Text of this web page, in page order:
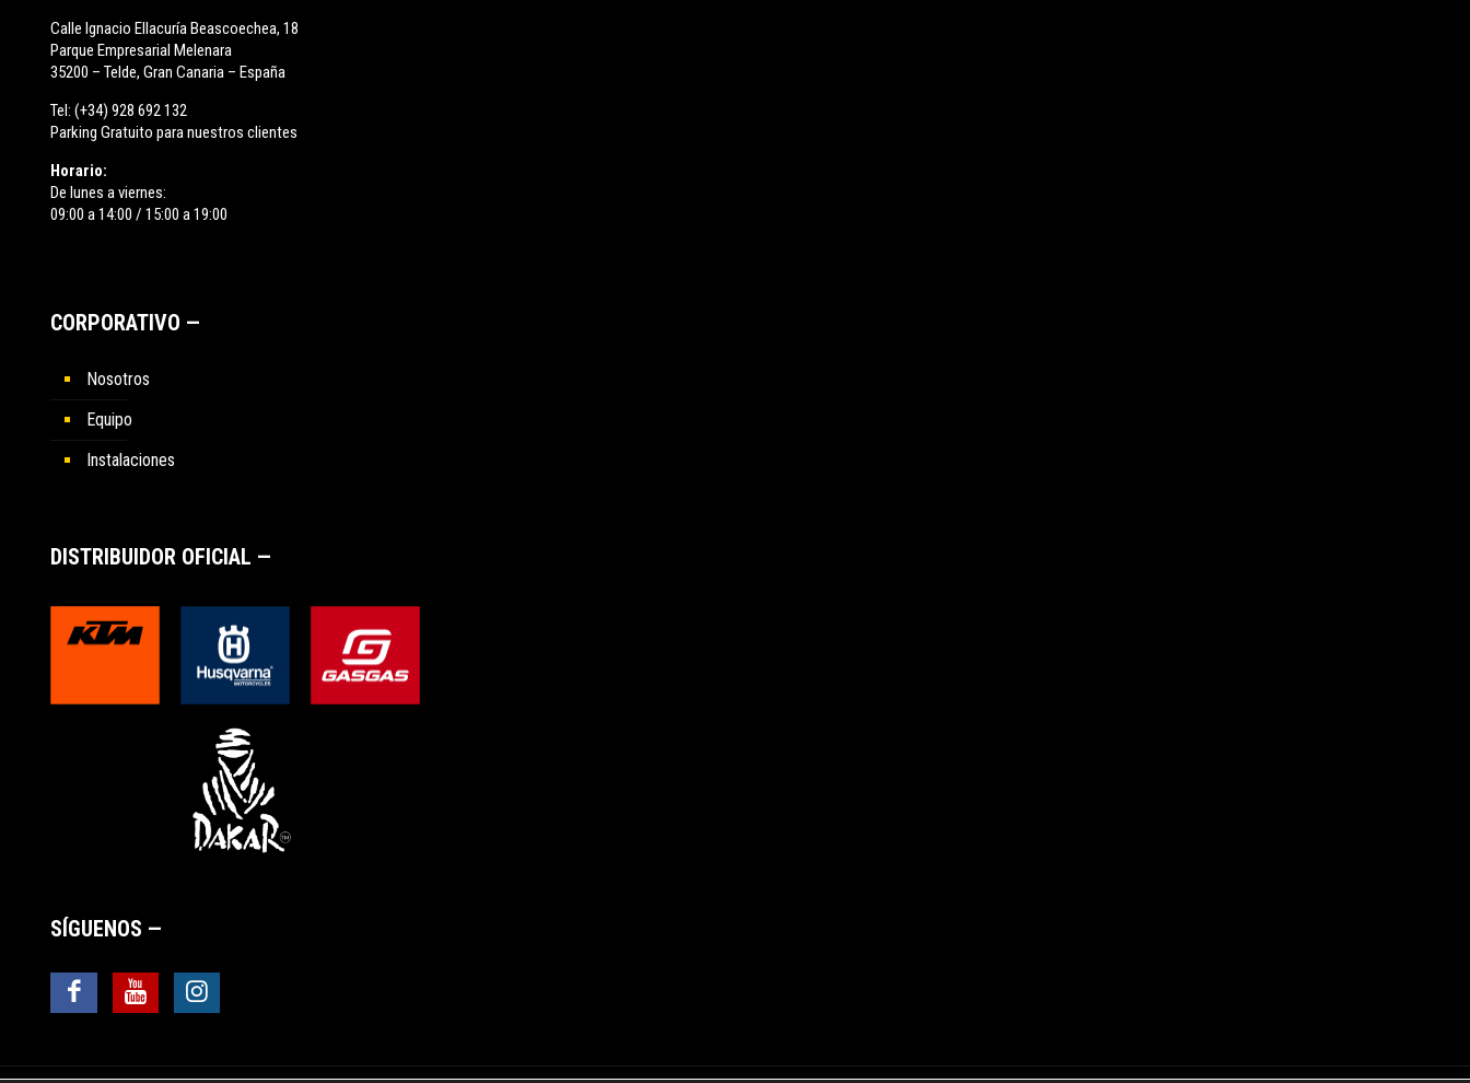
Calle Ignacio Ellacuría Beascoechea, 18
Parque Empresarial Melenara
35200 – Telde, Gran Canaria – España
Tel:(+34) 928 692 132
Parking Gratuito para nuestros clientes
Horario:
De lunes a viernes:
09:00 a 14:00 / 15:00 a 19:00
CORPORATIVO —
Nosotros
Equipo
Instalaciones
DISTRIBUIDOR OFICIAL —
SÍGUENOS —